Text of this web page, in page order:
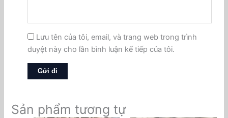
Lưu tên của tôi, email, và trang web trong trình
duyệt này cho lần bình luận kế tiếp của tôi.
Sản phẩm tương tự